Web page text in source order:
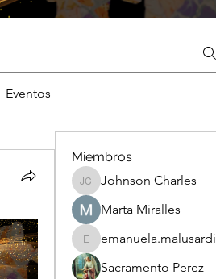
Eventos
Miembros
Johnson Charles
Johnson Charles
Marta Miralles
emanuela.malusardi
emanuela.malusardi
Sacramento Perez